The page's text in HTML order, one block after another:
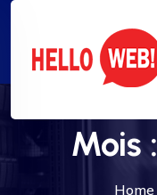
Mois :
Home